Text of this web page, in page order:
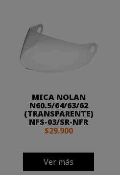
MICA NOLAN
N60.5/64/63/62
(TRANSPARENTE)
NFS-03/SR-NFR
$29.900
Ver más